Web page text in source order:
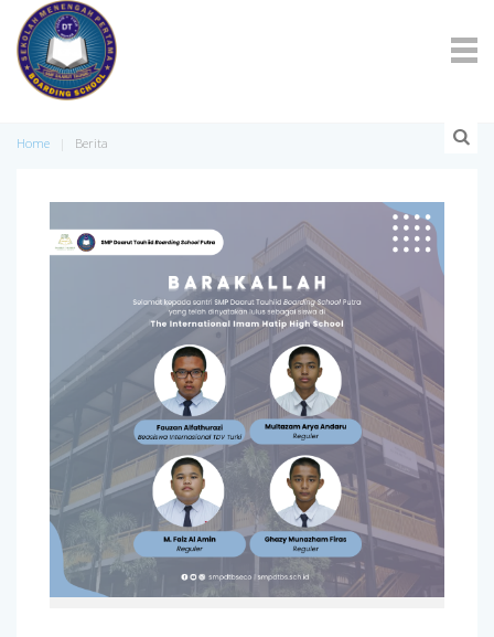
Home Berita